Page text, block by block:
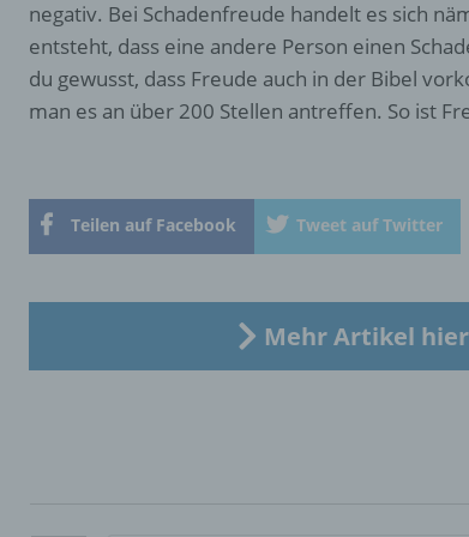
negativ. Bei Schadenfreude handelt es sich
entsteht, dass eine andere Person einen
du gewusst, dass Freude auch in der Bibel
man es an über 200 Stellen antreffen. So ist
Teilen auf Facebook Tweet auf Twitter
Mehr Artikel
Betroffene Person ist jede identifizierte oder
natürliche Person, deren personenbezogene
Verarbeitung Verantwortlichen verarbeitet
Verarbeitung ist jeder mit oder ohne Hilfe
Zusammenhang mit personenbezogenen
das Erfassen, die Organisation, das Ordnen,
Anpassung oder Veränderung, das Auslesen,
Verwendung, die Offenlegung durch